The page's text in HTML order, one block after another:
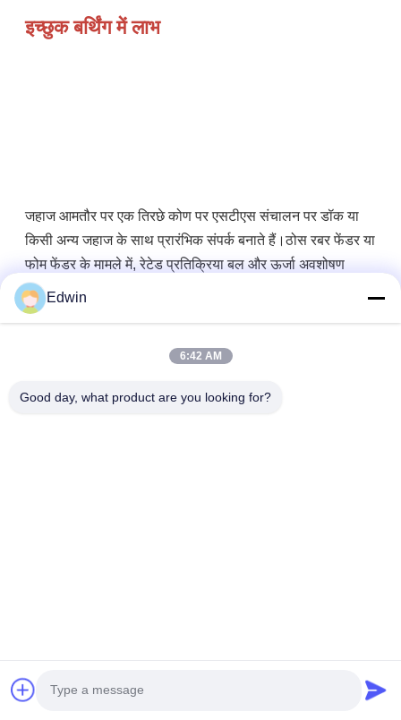
इच्छुक बर्थिंग में लाभ
जहाज आमतौर पर एक तिरछे कोण पर एसटीएस संचालन पर डॉक या
किसी अन्य जहाज के साथ प्रारंभिक संपर्क बनाते हैं।ठोस रबर फेंडर या
फोम फेंडर के मामले में, रेटेड प्रतिक्रिया बल और ऊर्जा अवशोषण
समानांतर संपीड़न की तुलना में झुकाव संपीड़न पर काफी कम हो जाता
है।ऊर्जा अवशोषण में कमी की भरपाई करने के लिए
का उपयोग करना आवश्यक है।
Edwin
6:42 AM
Good day, what product are you looking for?